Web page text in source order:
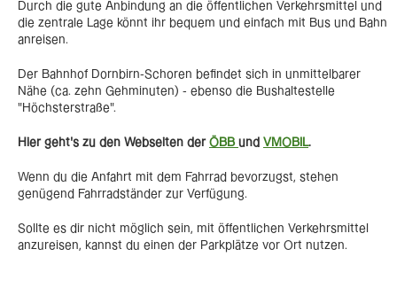
Durch die gute Anbindung an die öffentlichen Verkehrsmittel und
die zentrale Lage könnt ihr bequem und einfach mit Bus und Bahn
anreisen.
Der Bahnhof Dornbirn-Schoren befindet sich in unmittelbarer
Nähe (ca. zehn Gehminuten) - ebenso die Bushaltestelle
"Höchsterstraße".
Hier geht's zu den Webseiten der ÖBB und VMOBIL.
Wenn du die Anfahrt mit dem Fahrrad bevorzugst, stehen
genügend Fahrradständer zur Verfügung.
Sollte es dir nicht möglich sein, mit öffentlichen Verkehrsmittel
anzureisen, kannst du einen der Parkplätze vor Ort nutzen.